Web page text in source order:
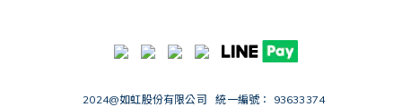
2024@如虹股份有限公司 統一編號： 93633374